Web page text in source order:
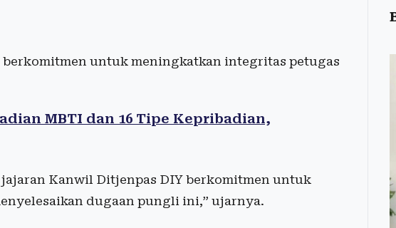
berkomitmen untuk meningkatkan integritas petugas
MBTI dan 16 Tipe Kepribadian,
Kanwil Ditjenpas DIY berkomitmen untuk
dugaan pungli ini,” ujarnya.